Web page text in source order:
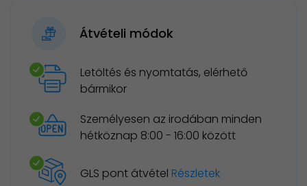
Átvételi módok
Letöltés és nyomtatás, elérhető
bármikor
Személyesen az irodában minden
hétköznap 8:00 - 16:00 között
GLS pont átvétel Részletek